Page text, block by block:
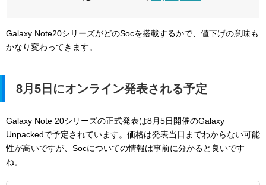
Galaxy Note20シリーズがどのSocを搭載するかで、値下げの意味も
かなり変わってきます。
8月5日にオンライン発表される予定
Galaxy Note 20シリーズの正式発表は8月5日開催のGalaxy
Unpackedで予定されています。価格は発表当日までわからない可能
性が高いですが、Socについての情報は事前に分かると良いです
ね。